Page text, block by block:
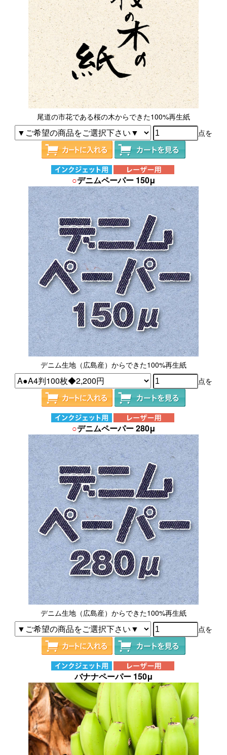
尾道の市花である桜の木からできた100%再生紙
点を
○デニムペーパー 150μ
デニム生地（広島産）からできた100%再生紙
点を
○デニムペーパー 280μ
デニム生地（広島産）からできた100%再生紙
点を
バナナペーパー 150μ